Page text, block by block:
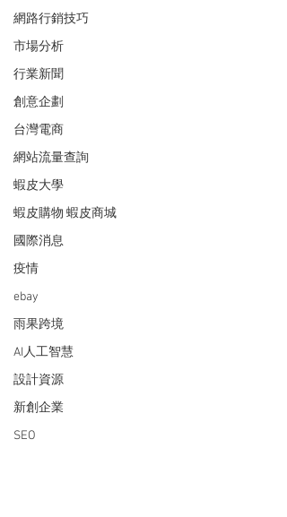
網路行銷技巧
市場分析
行業新聞
創意企劃
台灣電商
網站流量查詢
蝦皮大學
蝦皮購物 蝦皮商城
國際消息
疫情
ebay
雨果跨境
AI人工智慧
設計資源
新創企業
SEO